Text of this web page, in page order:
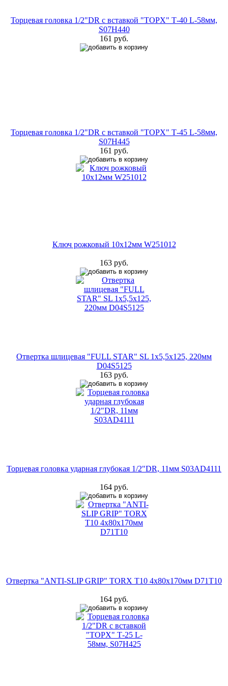
Торцевая головка 1/2"DR с вставкой "ТОРX" Т-40 L-58мм,
S07Н440
161 руб.
Торцевая головка 1/2"DR с вставкой "ТОРX" Т-45 L-58мм,
S07Н445
161 руб.
Ключ рожковый 10х12мм W251012
163 руб.
Отвертка шлицевая "FULL STAR" SL 1х5,5х125, 220мм
D04S5125
163 руб.
Торцевая головка ударная глубокая 1/2"DR, 11мм S03AD4111
164 руб.
Отвертка "ANTI-SLIP GRIP" TORX T10 4х80х170мм D71T10
164 руб.